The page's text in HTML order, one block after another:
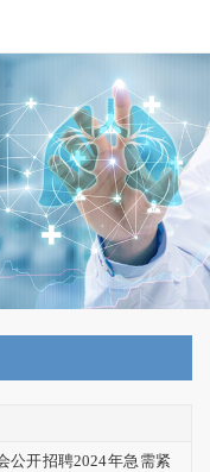
年医师资格考试
的通知
公开招聘2024年急需紧